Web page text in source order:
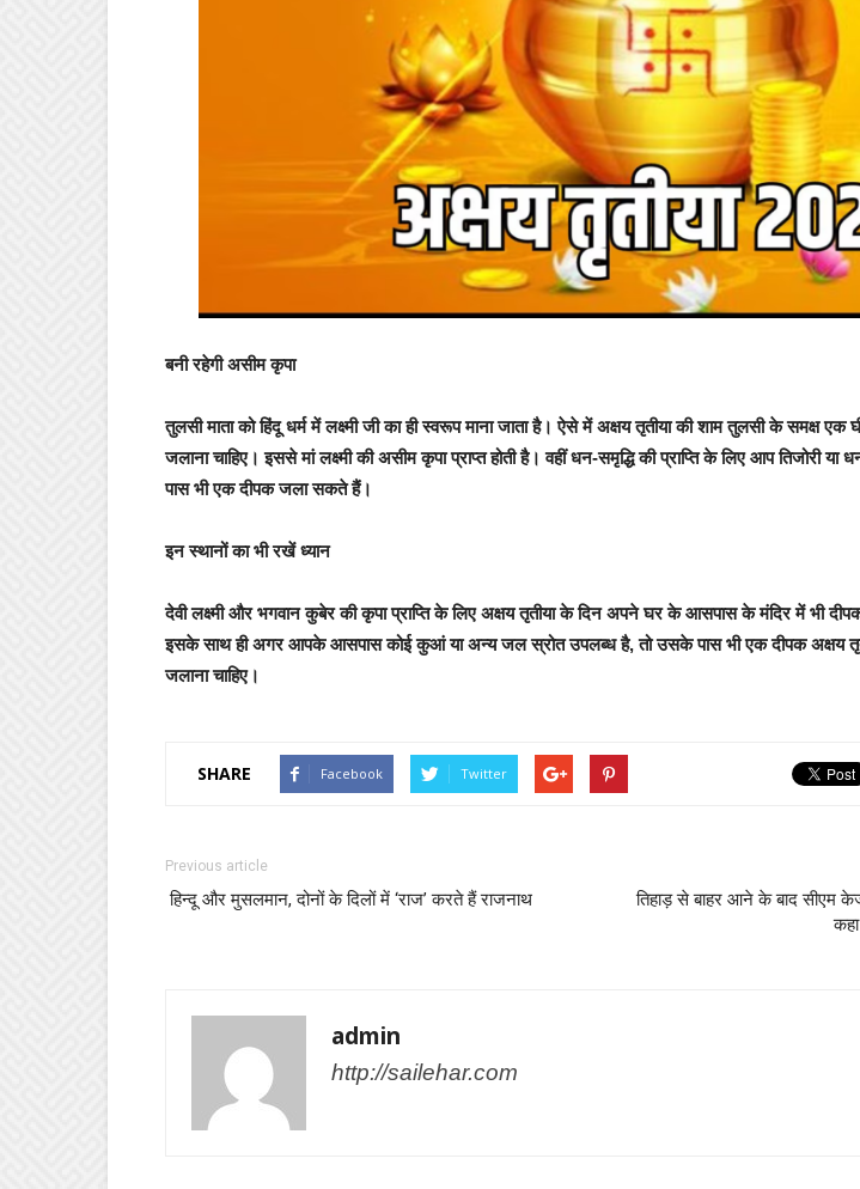
बनी रहेगी असीम कृपा
तुलसी माता को हिंदू धर्म में लक्ष्मी जी का ही स्वरूप माना जाता है। ऐसे में अक्षय तृतीया की शाम तुलसी के समक्ष
जलाना चाहिए। इससे मां लक्ष्मी की असीम कृपा प्राप्त होती है। वहीं धन-समृद्धि की प्राप्ति के लिए आप तिजोरी
पास भी एक दीपक जला सकते हैं।
इन स्थानों का भी रखें ध्यान
देवी लक्ष्मी और भगवान कुबेर की कृपा प्राप्ति के लिए अक्षय तृतीया के दिन अपने घर के आसपास के मंदिर में भी
इसके साथ ही अगर आपके आसपास कोई कुआं या अन्य जल स्रोत उपलब्ध है, तो उसके पास भी एक दीपक अक्षय
जलाना चाहिए।
SHARE Facebook Twitter
Previous article
हिन्दू और मुसलमान, दोनों के दिलों में ‘राज’ करते हैं राजनाथ
तिहाड़ से बाहर आने के बाद सीएम
admin
http://sailehar.com